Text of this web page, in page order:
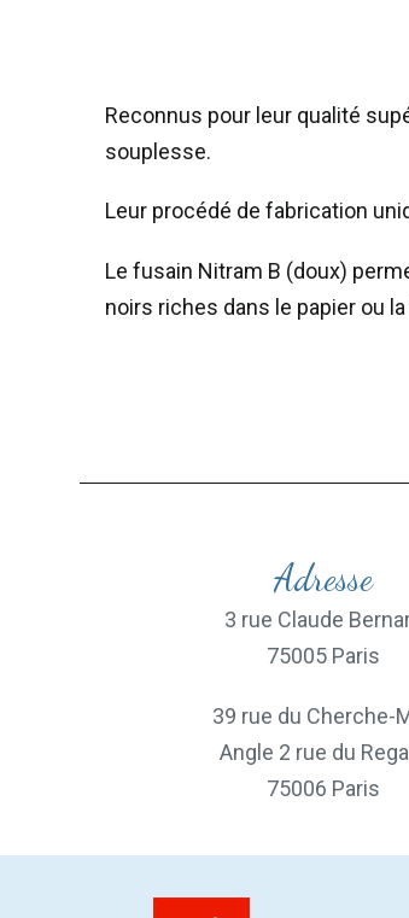
Reconnus pour leur qualité
souplesse.
Leur procédé de fabrication
Le fusain Nitram B (doux)
noirs riches dans le papier ou
Adresse
3 rue Claude
75005 Paris
39 rue du Cherche-
Angle 2 rue du
75006 Paris